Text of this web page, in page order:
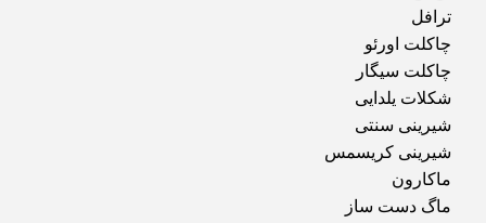
ترافل
چاکلت اورئو
چاکلت سیگار
شکلات یلدایی
شیرینی سنتی
شیرینی کریسمس
ماکارون
ماگ دست ساز